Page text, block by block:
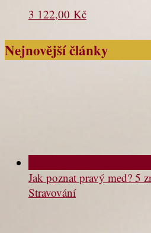
3 122,00 Kč
Nejnovější články
Jak poznat pravý med? 5
Stravování